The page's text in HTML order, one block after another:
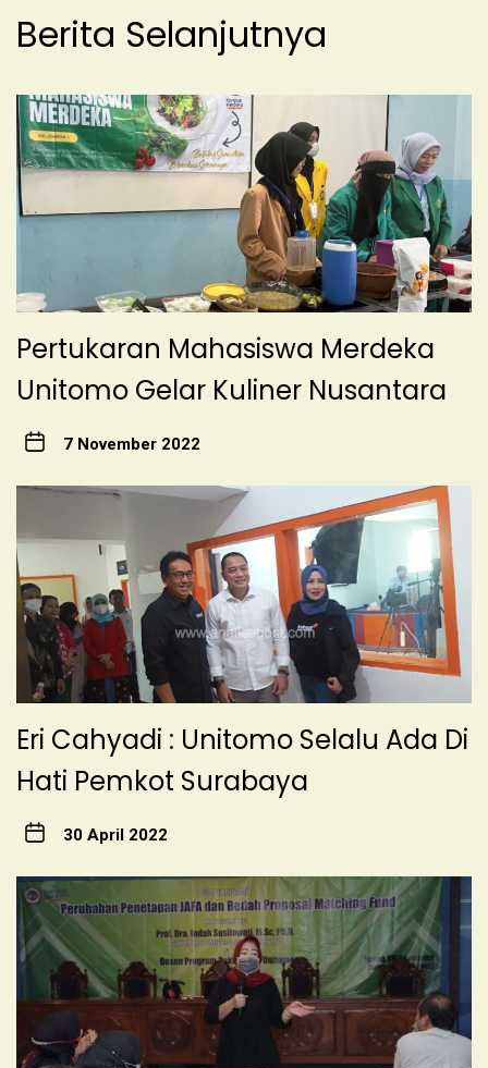
Berita Selanjutnya
Pertukaran Mahasiswa Merdeka
Unitomo Gelar Kuliner Nusantara
7 November 2022
Eri Cahyadi : Unitomo Selalu Ada Di
Hati Pemkot Surabaya
30 April 2022